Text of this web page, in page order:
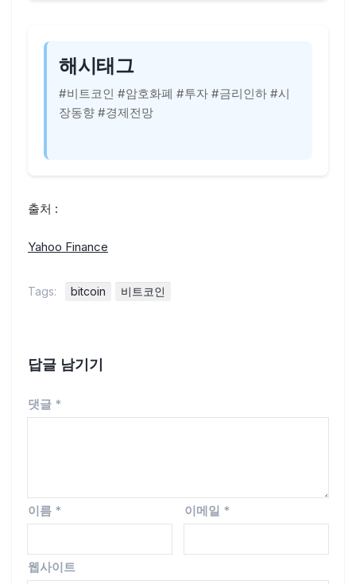
해시태그
#비트코인 #암호화폐 #투자 #금리인하 #시
장동향 #경제전망
출처 :
Yahoo Finance
Tags: bitcoin 비트코인
답글 남기기
댓글 *
이름 * 이메일 *
웹사이트